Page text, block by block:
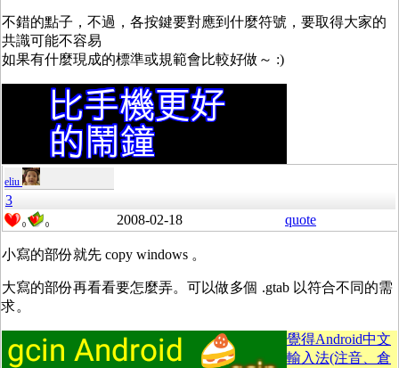
不錯的點子，不過，各按鍵要對應到什麼符號，要取得大家的
共識可能不容易
如果有什麼現成的標準或規範會比較好做～ :)
eliu
3
0 0 2008-02-18 quote
小寫的部份就先 copy windows 。
大寫的部份再看看要怎麼弄。可以做多個 .gtab 以符合不同的需
求。
覺得Android中文
輸入法(注音、倉